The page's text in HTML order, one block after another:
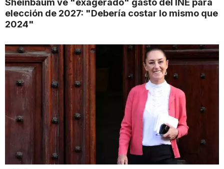
elección de 2027: "Debería costar lo mismo que
2024"